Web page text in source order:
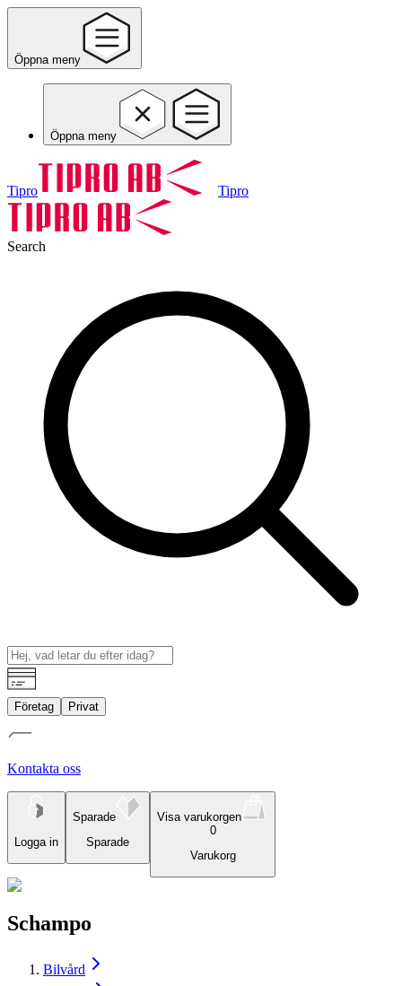
Öppna meny
Öppna meny
Tipro Tipro
Search
Företag Privat
Kontakta oss
Logga in
Sparade
Sparade
Visa varukorgen
0
Varukorg
Schampo
Bilvård